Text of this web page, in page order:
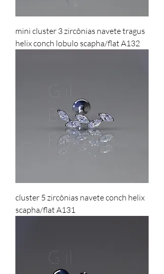
mini cluster 3 zircônias navete tragus
helix conch lobulo scapha/flat A132
cluster 5 zircônias navete conch helix
scapha/flat A131